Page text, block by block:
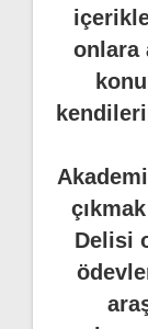
onlara
Delisi